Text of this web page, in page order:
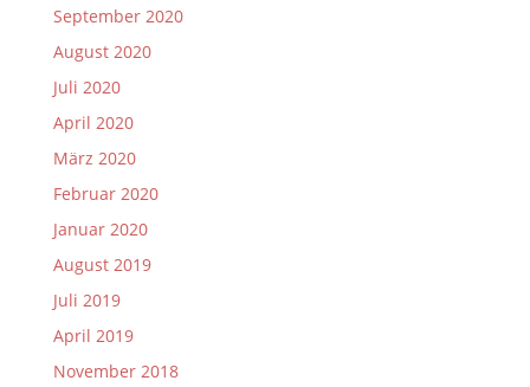
September 2020
August 2020
Juli 2020
April 2020
März 2020
Februar 2020
Januar 2020
August 2019
Juli 2019
April 2019
November 2018